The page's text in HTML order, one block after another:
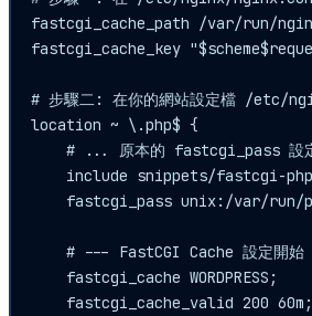
fastcgi_cache_path /var/run/
fastcgi_cache_key
# 步驟二: 在你的網站設定檔 /
location ~ \.php$ {
# ... 原本的 fastcgi_pass 設
include snippets/fastcgi-
fastcgi_pass unix:/var/run/
# --- FastCGI Cache 設定開始
    fastcgi_cache WORDPRESS;
    fastcgi_cache_valid 200 60m;